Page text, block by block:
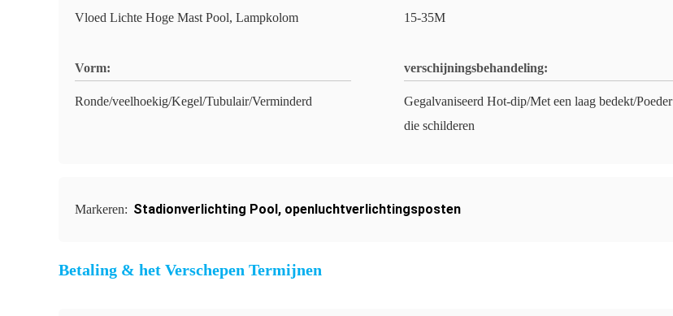
Vloed Lichte Hoge Mast Pool, Lampkolom 15-35M
Vorm:
Ronde/veelhoekig/Kegel/Tubulair/Verminderd
verschijningsbehandeling:
Gegalvaniseerd Hot-dip/Met een laag bedekt/Poeder
die schilderen
Markeren: Stadionverlichting Pool, openluchtverlichtingsposten
Betaling & het Verschepen Termijnen